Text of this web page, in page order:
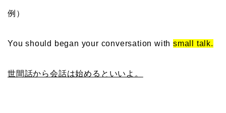
例）
You should began your conversation with small talk.
世間話から会話は始めるといいよ。